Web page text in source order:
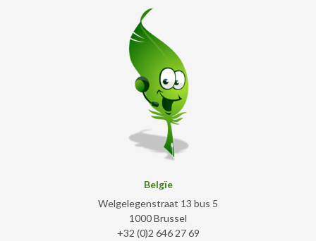
Belgïe
Welgelegenstraat 13 bus 5
1000 Brussel
+32 (0)2 646 27 69